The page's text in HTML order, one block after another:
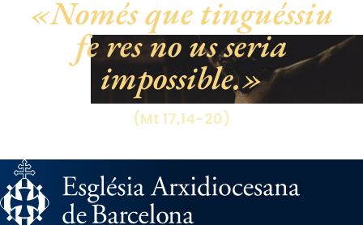
Santes a Mataró»🥵.
Photo
View on Facebook Share
Només que tinguéssiu
fe res no us seria
impossible.
(Mt 17,14-20)